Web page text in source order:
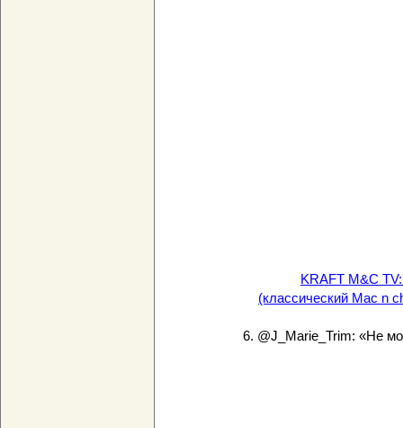
KRAFT M&C
(классический Mac n
6. @J_Marie_Trim: «Не